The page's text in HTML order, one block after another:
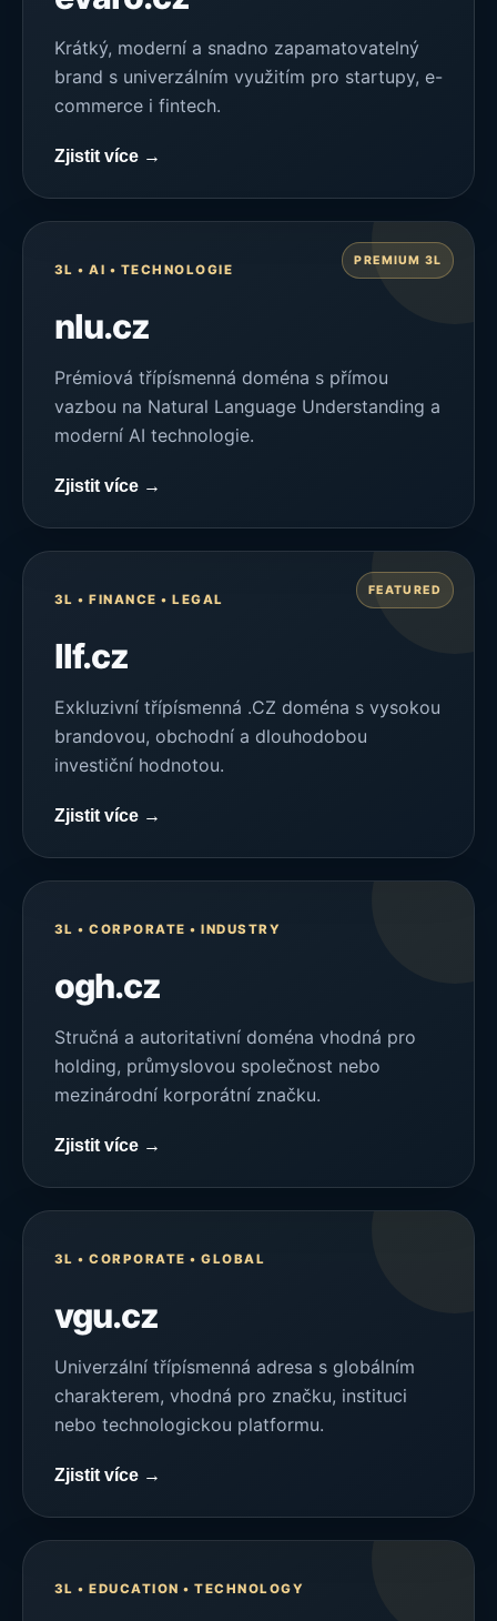
Krátký, moderní a snadno zapamatovatelný
brand s univerzálním využitím pro startupy, e-
commerce i fintech.
Zjistit více →
PREMIUM 3L
3L • AI • TECHNOLOGIE
nlu.cz
Prémiová třípísmenná doména s přímou
vazbou na Natural Language Understanding a
moderní AI technologie.
Zjistit více →
FEATURED
3L • FINANCE • LEGAL
llf.cz
Exkluzivní třípísmenná .CZ doména s vysokou
brandovou, obchodní a dlouhodobou
investiční hodnotou.
Zjistit více →
3L • CORPORATE • INDUSTRY
ogh.cz
Stručná a autoritativní doména vhodná pro
holding, průmyslovou společnost nebo
mezinárodní korporátní značku.
Zjistit více →
3L • CORPORATE • GLOBAL
vgu.cz
Univerzální třípísmenná adresa s globálním
charakterem, vhodná pro značku, instituci
nebo technologickou platformu.
Zjistit více →
3L • EDUCATION • TECHNOLOGY